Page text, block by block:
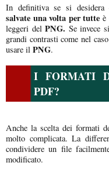
In definitiva se si
salvate una volta per tutte è
leggeri delPNG. Se invece
grandi contrasti come nel
usare il PNG.
I FORMATI
PDF?
Anche la scelta dei formati
molto complicata. La
condividere un file
modificato.